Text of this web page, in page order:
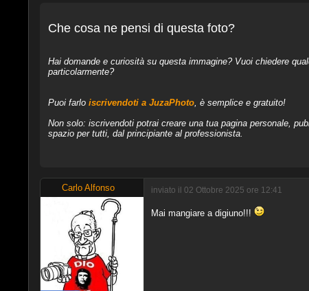
Che cosa ne pensi di questa foto?
Hai domande e curiosità su questa immagine? Vuoi chiedere
particolarmente?
Puoi farlo iscrivendoti a JuzaPhoto, è semplice e gratuito!
Non solo: iscrivendoti potrai creare una tua pagina personale,
spazio per tutti, dal principiante al professionista.
Carlo Alfonso inviato il 02 Ottobre 2025 ore 12:41
Mai mangiare a digiuno!!!